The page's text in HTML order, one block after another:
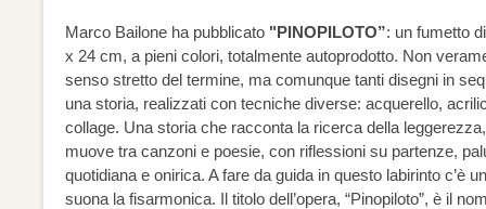
Marco Bailone ha pubblicato "PINOPILOTO”: un fumetto
x 24 cm, a pieni colori, totalmente autoprodotto. Non
senso stretto del termine, ma comunque tanti disegni in
una storia, realizzati con tecniche diverse: acquerello,
collage. Una storia che racconta la ricerca della
muove tra canzoni e poesie, con riflessioni su partenze,
quotidiana e onirica. A fare da guida in questo labirinto c’è
suona la fisarmonica. Il titolo dell’opera, “Pinopiloto”, è il